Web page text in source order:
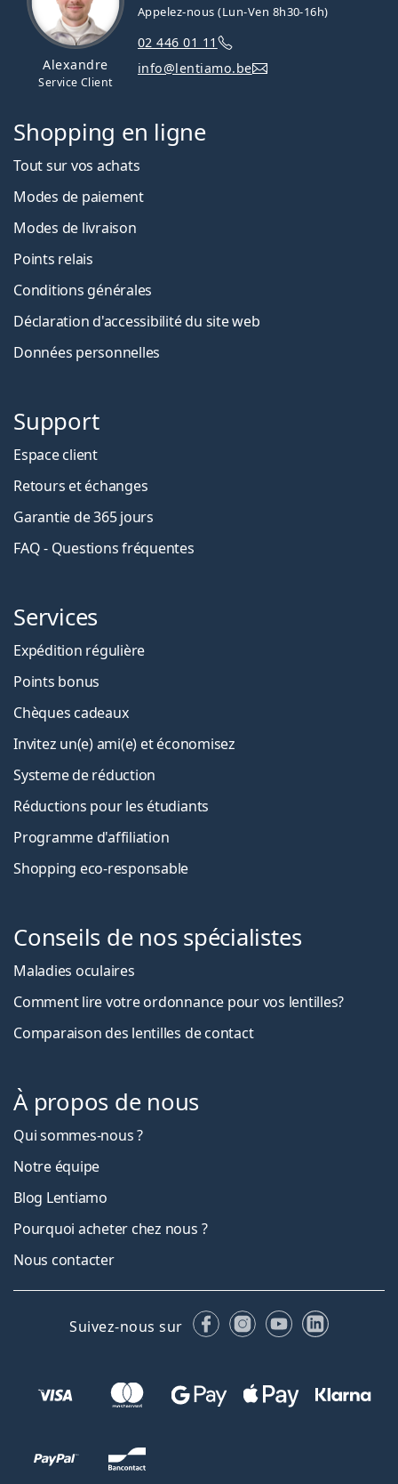
Alexandre
Service Client
Appelez-nous (Lun-Ven 8h30-16h)
02 446 01 11
info@lentiamo.be
Shopping en ligne
Tout sur vos achats
Modes de paiement
Modes de livraison
Points relais
Conditions générales
Déclaration d'accessibilité du site web
Données personnelles
Support
Espace client
Retours et échanges
Garantie de 365 jours
FAQ - Questions fréquentes
Services
Expédition régulière
Points bonus
Chèques cadeaux
Invitez un(e) ami(e) et économisez
Systeme de réduction
Réductions pour les étudiants
Programme d'affiliation
Shopping eco-responsable
Conseils de nos spécialistes
Maladies oculaires
Comment lire votre ordonnance pour vos lentilles?
Comparaison des lentilles de contact
À propos de nous
Qui sommes-nous ?
Notre équipe
Blog Lentiamo
Pourquoi acheter chez nous ?
Nous contacter
Suivez-nous sur FacebookInstagram
YouTubeLinkedIn